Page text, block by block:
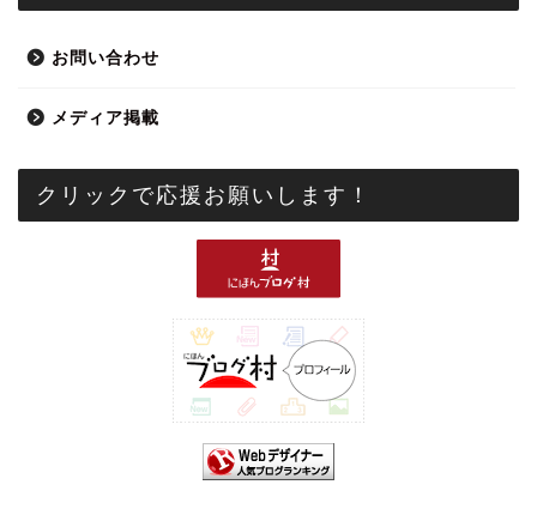
お問い合わせ
メディア掲載
クリックで応援お願いします！